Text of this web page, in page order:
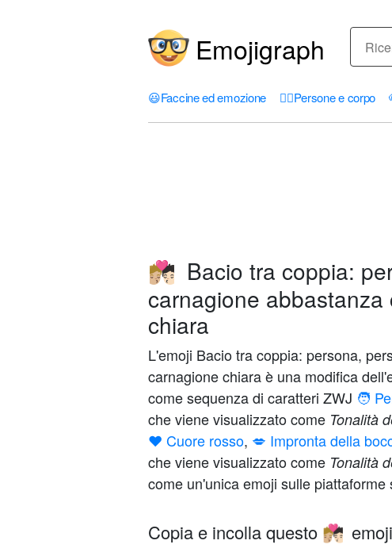
Emojigraph
😃Faccine ed emozione 🤦‍♀️Persone e corpo
🧑🏼‍❤️‍💋‍🧑🏻 Bacio tra coppia:
carnagione
chiara
L'emoji Bacio tra coppia: persona,
carnagione chiara è una modifica
come sequenza di caratteri ZWJ 🧑
che viene visualizzato come Tonalità
❤️ Cuore rosso, 💋 Impronta della
che viene visualizzato come Tonalità
come un'unica emoji sulle piattaforme
Copia e incolla questo 🧑🏼‍❤️‍💋‍🧑🏻